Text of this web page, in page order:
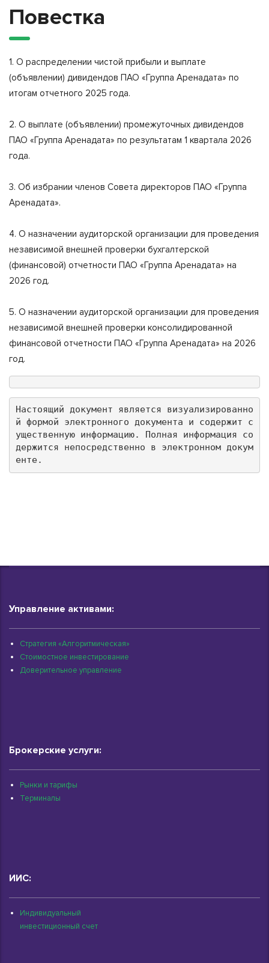
Повестка
1. О распределении чистой прибыли и выплате
(объявлении) дивидендов ПАО «Группа Аренадата» по
итогам отчетного 2025 года.
2. О выплате (объявлении) промежуточных дивидендов
ПАО «Группа Аренадата» по результатам 1 квартала 2026
года.
3. Об избрании членов Совета директоров ПАО «Группа
Аренадата».
4. О назначении аудиторской организации для проведения
независимой внешней проверки бухгалтерской
(финансовой) отчетности ПАО «Группа Аренадата» на
2026 год.
5. О назначении аудиторской организации для проведения
независимой внешней проверки консолидированной
финансовой отчетности ПАО «Группа Аренадата» на 2026
год.
Настоящий документ является визуализированно
й формой электронного документа и содержит с
ущественную информацию. Полная информация со
держится непосредственно в электронном докум
енте.
Управление активами:
Стратегия «Алгоритмическая»
Стоимостное инвестирование
Доверительное управление
Брокерские услуги:
Рынки и тарифы
Терминалы
ИИС:
Индивидуальный
инвестиционный счет